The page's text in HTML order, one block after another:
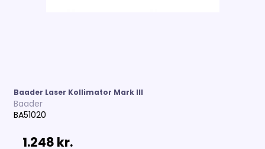
Baader Laser Kollimator Mark III
Baader
BA51020
1.248 kr.